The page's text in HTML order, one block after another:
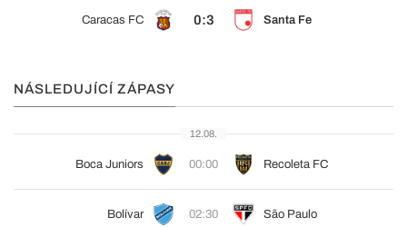
Caracas FC 0:3 Santa Fe
NÁSLEDUJÍCÍ ZÁPASY
12.08.
Boca Juniors 00:00 Recoleta FC
Bolívar 02:30 São Paulo